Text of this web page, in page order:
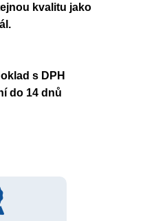
kvalitu jako
s DPH
do 14 dnů